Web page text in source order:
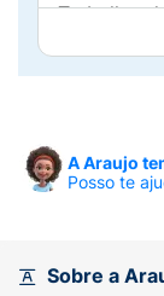
as
energia, o
o seu ritmo
você
A Araujo
Posso te
Sobre a